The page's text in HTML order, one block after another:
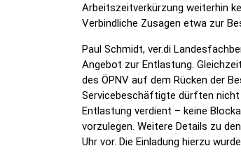
Arbeitszeitverkürzung weiterhin
Verbindliche Zusagen etwa zur
Paul Schmidt, ver.di
Angebot zur Entlastung.
des ÖPNV auf dem Rücken der
Servicebeschäftigte dürften nicht
Entlastung verdient – keine
vorzulegen. Weitere Details zu
Uhr vor. Die Einladung hierzu